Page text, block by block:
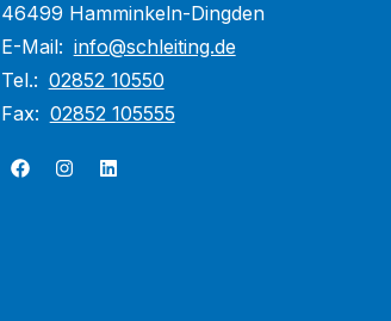
46499 Hamminkeln-Dingden
E-Mail: info@schleiting.de
Tel.: 02852 10550
Fax: 02852 105555